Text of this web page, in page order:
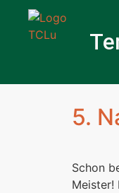
5.
Schon
Meister!